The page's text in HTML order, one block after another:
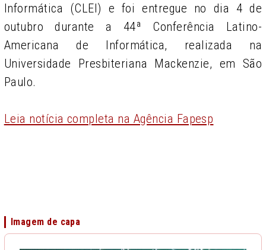
Informática (CLEI) e foi entregue no dia 4 de
outubro durante a 44ª Conferência Latino-
Americana de Informática, realizada na
Universidade Presbiteriana Mackenzie, em São
Paulo.
Leia notícia completa na Agência Fapesp
Imagem de capa